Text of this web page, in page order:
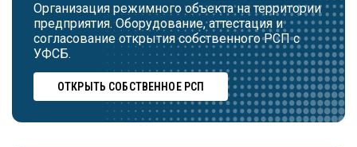
Организация режимного объекта на территории
предприятия. Оборудование, аттестация и
согласование открытия собственного РСП с
УФСБ.
ОТКРЫТЬ СОБСТВЕННОЕ РСП